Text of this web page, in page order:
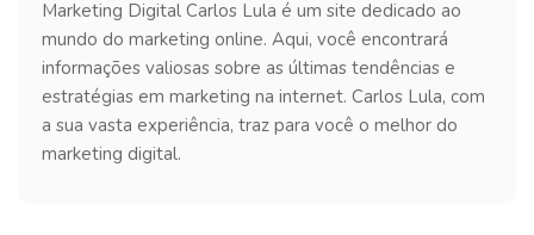
Marketing Digital Carlos Lula é um site dedicado ao
mundo do marketing online. Aqui, você encontrará
informações valiosas sobre as últimas tendências e
estratégias em marketing na internet. Carlos Lula, com
a sua vasta experiência, traz para você o melhor do
marketing digital.